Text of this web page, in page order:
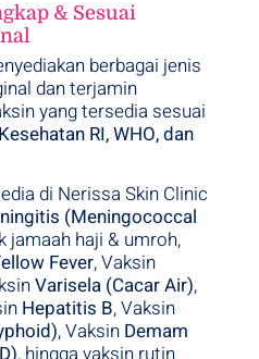
& Sesuai
berbagai jenis
dan terjamin
yang tersedia sesuai
RI, WHO, dan
di Nerissa Skin Clinic
(Meningococcal
jamaah haji & umroh,
Fever, Vaksin
Varisela (Cacar Air),
Hepatitis B, Vaksin
, Vaksin Demam